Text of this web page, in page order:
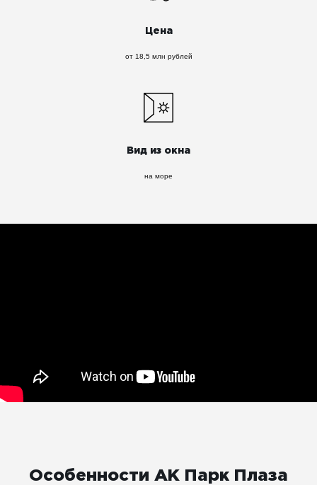
Цена
от 18,5 млн рублей
Вид из окна
на море
Особенности АК Парк Плаза